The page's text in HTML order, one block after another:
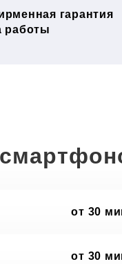
гарантия
работы
от 30
от 30